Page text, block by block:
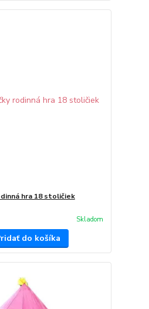
hra 18 stoličiek
Skladom
do košíka